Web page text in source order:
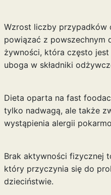
Wzrost liczby przypadków
powiązać z powszechnym
żywności, która często
uboga w składniki
Dieta oparta na fast
tylko nadwagą, ale także
wystąpienia alergii
Brak aktywności fizycznej
który przyczynia się do
dzieciństwie.